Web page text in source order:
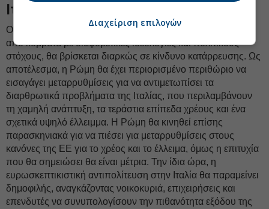
Ιταλία
Ο κυβερνητικός συνασπισμός της Ιταλίας, που απαρτίζεται
από κόμματα με διαφορετικές ιδεολογίες και πολιτικούς
στόχους, θα βρίσκεται διαρκώς σε κίνδυνο κατάρρευσης. Ως
αποτέλεσμα, η Ρώμη θα έχει περιορισμένο περιθώριο να
εισαγάγει μεταρρυθμίσεις για να αντιμετωπίσει τα
διαρθρωτικά προβλήματα της Ιταλίας, που περιλαμβάνουν
τη χαμηλή ανάπτυξη, τα τεράστια επίπεδα χρέους και ένα
σχετικά υψηλό έλλειμμα. Η Ρώμη θα κινηθεί επίσης
παρασκηνιακά για να πιέσει για μεταρρυθμίσεις στους
κανόνες της ΕΕ για το χρέος και το έλλειμα, όμως η επιτυχία
που θα σημειώσει θα είναι μέτρια. Την ίδια ώρα, η
ευρωσκεπτικιστική αντιπολίτευση στην Ιταλία θα παραμείνει
δημοφιλής, αναγκάζοντας νοικοκυριά, επιχειρήσεις και
επενδυτές να συνυπολογίσουν την πιθανότητα εξόδου της
Διαχείριση επιλογών